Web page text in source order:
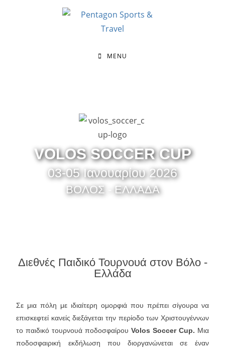
MENU
VOLOS SOCCER CUP
03-05 Ιανουαρίου 2026
ΒΟΛΟΣ - ΕΛΛΑΔΑ
Διεθνές Παιδικό Τουρνουά στον Βόλο -
Ελλάδα
Σε μια πόλη με ιδιαίτερη ομορφιά που πρέπει σίγουρα να
επισκεφτεί κανείς διεξάγεται την περίοδο των Χριστουγέννων
το παιδικό τουρνουά ποδοσφαίρου Volos Soccer Cup. Μια
ποδοσφαιρική εκδήλωση που διοργανώνεται σε έναν